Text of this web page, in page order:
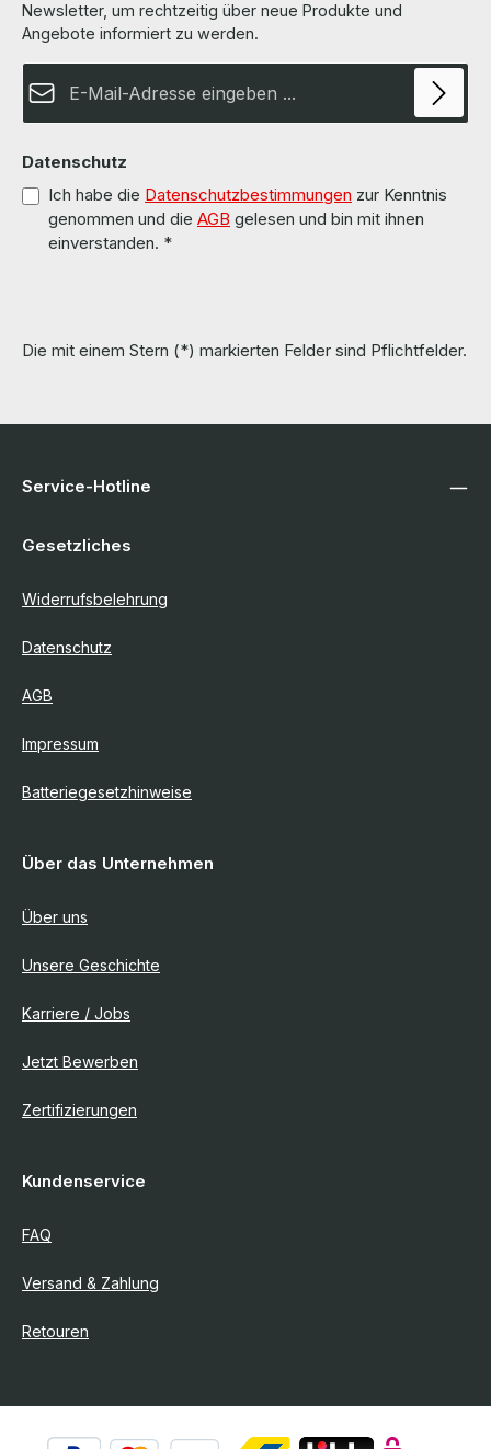
Newsletter, um rechtzeitig über neue Produkte und
Angebote informiert zu werden.
Datenschutz
Ich habe die Datenschutzbestimmungen zur Kenntnis
genommen und die AGB gelesen und bin mit ihnen
einverstanden. *
Die mit einem Stern (*) markierten Felder sind Pflichtfelder.
Service-Hotline
Gesetzliches
Widerrufsbelehrung
Datenschutz
AGB
Impressum
Batteriegesetzhinweise
Über das Unternehmen
Über uns
Unsere Geschichte
Karriere / Jobs
Jetzt Bewerben
Zertifizierungen
Kundenservice
FAQ
Versand & Zahlung
Retouren